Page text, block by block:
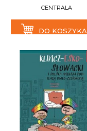
CENTRALA
DO KOSZYKA